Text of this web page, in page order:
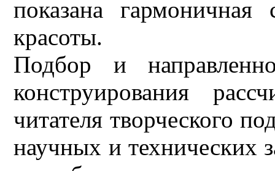
показана
красоты.
Подбор и
конструирования
читателя творческого
научных и технических